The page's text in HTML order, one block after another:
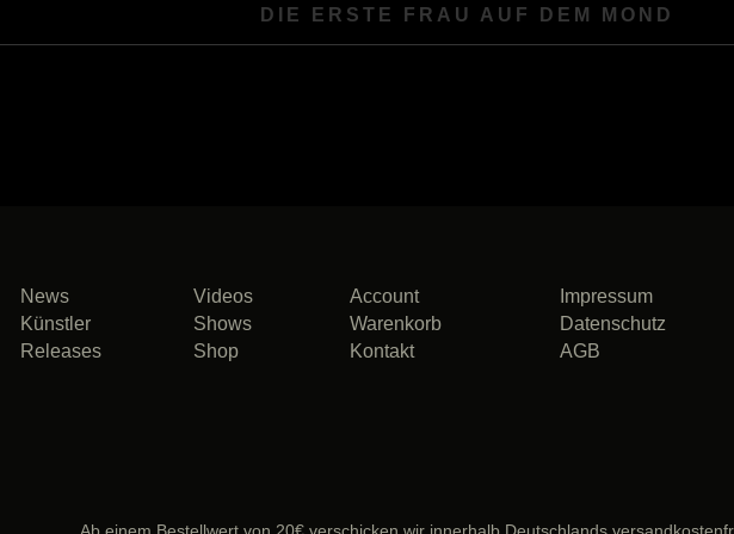
DIE ERSTE FRAU AUF DEM MOND
News
Künstler
Releases
Videos
Shows
Shop
Account
Warenkorb
Kontakt
Impressum
Datenschutz
AGB